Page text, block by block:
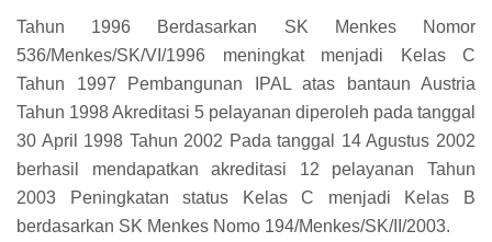
Tahun 1996 Berdasarkan SK Menkes Nomor
536/Menkes/SK/VI/1996 meningkat menjadi Kelas C
Tahun 1997 Pembangunan IPAL atas bantaun Austria
Tahun 1998 Akreditasi 5 pelayanan diperoleh pada tanggal
30 April 1998 Tahun 2002 Pada tanggal 14 Agustus 2002
berhasil mendapatkan akreditasi 12 pelayanan Tahun
2003 Peningkatan status Kelas C menjadi Kelas B
berdasarkan SK Menkes Nomo 194/Menkes/SK/II/2003.